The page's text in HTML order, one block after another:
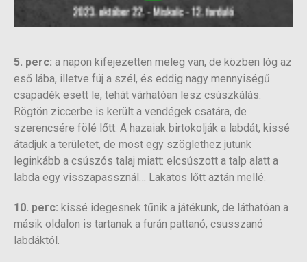
5. perc: a napon kifejezetten meleg van, de közben lóg az
eső lába, illetve fúj a szél, és eddig nagy mennyiségű
csapadék esett le, tehát várhatóan lesz csúszkálás.
Rögtön ziccerbe is került a vendégek csatára, de
szerencsére fölé lőtt. A hazaiak birtokolják a labdát, kissé
átadjuk a területet, de most egy szöglethez jutunk
leginkább a csúszós talaj miatt: elcsúszott a talp alatt a
labda egy visszapassznál… Lakatos lőtt aztán mellé.
10. perc: kissé idegesnek tűnik a játékunk, de láthatóan a
másik oldalon is tartanak a furán pattanó, csusszanó
labdáktól.